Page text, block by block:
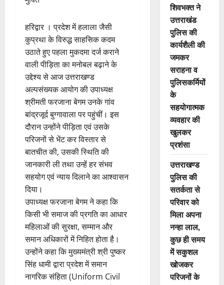
हरिद्वार । प्रदेश में हलाला जैसी
कुप्रथा के विरुद्ध साहसिक कदम
उठाते हुए पहला मुकदमा दर्ज कराने
वाली पीड़िता का मनोबल बढ़ाने के
उद्देश्य से आज उत्तराखण्ड
अल्पसंख्यक आयोग की उपाध्यक्ष
श्रीमती फरजाना बेगम उनके गांव
बांद्रजूर्द बुग्गावाला पर पहुंचीं। इस
दौरान उन्होंने पीड़िता एवं उसके
परिजनों से भेंट कर विस्तार से
बातचीत की, उसकी स्थिति की
जानकारी ली तथा उन्हें हर संभव
सहयोग एवं न्याय दिलाने का आश्वासन
दिया।
उपाध्यक्ष फरजाना बेगम ने कहा कि
किसी भी समाज की प्रगति का आधार
महिलाओं की सुरक्षा, सम्मान और
समान अधिकारों में निहित होता है।
उन्होंने कहा कि मुख्यमंत्री श्री पुष्कर
सिंह धामी द्वारा प्रदेश में समान
नागरिक संहिता (Uniform Civil
शिवभक्त ने
उत्तराखंड
पुलिस की
कार्यशैली की
जमकर
सराहना व
पुलिसकर्मियों
के
सहयोगात्मक
व्यवहार की
खुलकर
प्रशंसा
उत्तराखण्ड
पुलिस की
सतर्कता से
परिवार को
मिला अपना
नन्हा लाल,
कुछ ही समय
में सकुशल
खोजकर
परिजनों के